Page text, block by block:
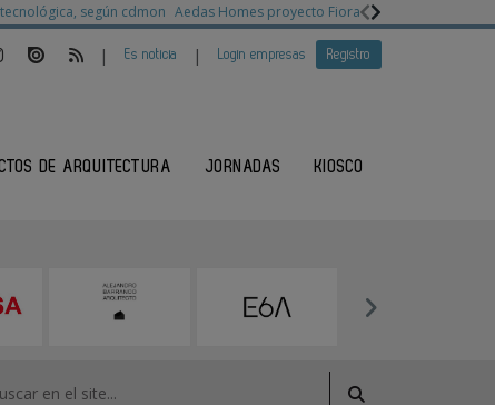
según cdmon Aedas Homes proyecto Fiora Ganadores
| Es noticia | Login empresas Registro
DE ARQUITECTURA JORNADAS KIOSCO